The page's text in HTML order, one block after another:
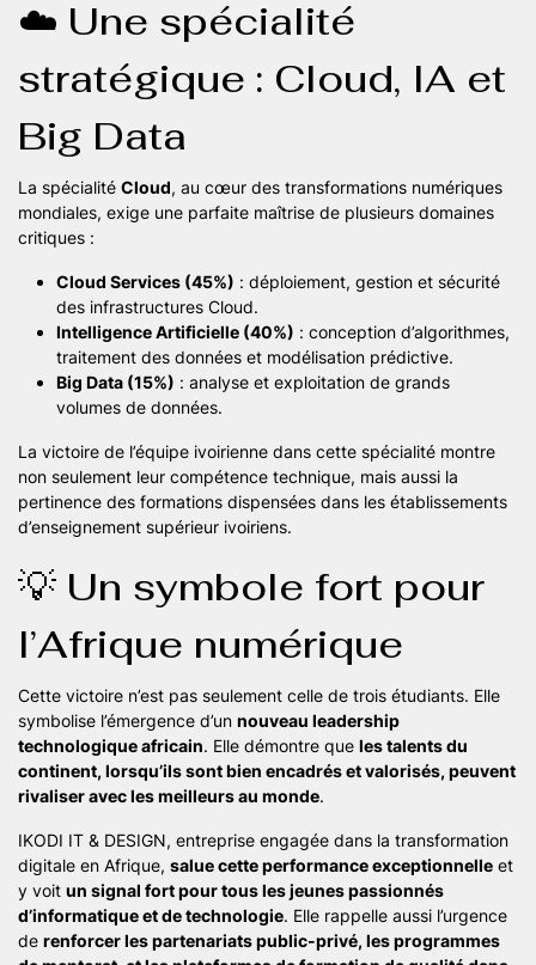
☁️ Une spécialité
stratégique : Cloud, IA et
Big Data
La spécialité Cloud, au cœur des transformations numériques
mondiales, exige une parfaite maîtrise de plusieurs domaines
critiques :
Cloud Services (45%) : déploiement, gestion et sécurité
des infrastructures Cloud.
Intelligence Artificielle (40%) : conception d’algorithmes,
traitement des données et modélisation prédictive.
Big Data (15%) : analyse et exploitation de grands
volumes de données.
La victoire de l’équipe ivoirienne dans cette spécialité montre
non seulement leur compétence technique, mais aussi la
pertinence des formations dispensées dans les établissements
d’enseignement supérieur ivoiriens.
💡 Un symbole fort pour
l’Afrique numérique
Cette victoire n’est pas seulement celle de trois étudiants. Elle
symbolise l’émergence d’un nouveau leadership
technologique africain. Elle démontre que les talents du
continent, lorsqu’ils sont bien encadrés et valorisés, peuvent
rivaliser avec les meilleurs au monde.
IKODI IT & DESIGN, entreprise engagée dans la transformation
digitale en Afrique, salue cette performance exceptionnelle et
y voit un signal fort pour tous les jeunes passionnés
d’informatique et de technologie. Elle rappelle aussi l’urgence
de renforcer les partenariats public-privé, les programmes